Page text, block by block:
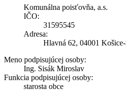
Komunálna poisťovňa, a.s.
IČO:
31595545
Adresa:
Hlavná 62, 04001
Meno podpisujúcej osoby:
Ing. Sisák Miroslav
Funkcia podpisujúcej osoby:
starosta obce